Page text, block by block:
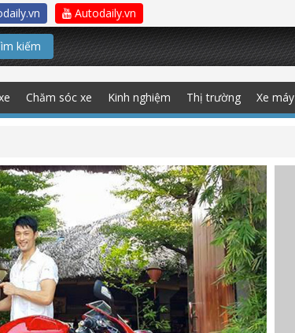
Autodaily.vn
kiếm
Chăm sóc xe Kinh nghiệm Thị trường Xe máy